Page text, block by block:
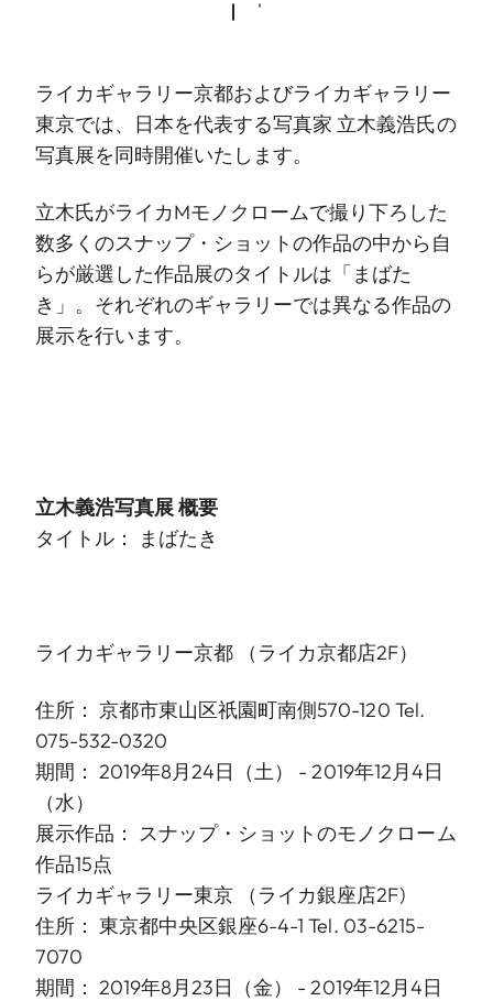
ライカギャラリー京都およびライカギャラリー
東京では、日本を代表する写真家 立木義浩氏の
写真展を同時開催いたします。
立木氏がライカMモノクロームで撮り下ろした
数多くのスナップ・ショットの作品の中から自
らが厳選した作品展のタイトルは「まばた
き」。それぞれのギャラリーでは異なる作品の
展示を行います。
立木義浩写真展 概要
タイトル： まばたき
ライカギャラリー京都 （ライカ京都店2F）
住所： 京都市東山区祇園町南側570-120 Tel.
075-532-0320
期間： 2019年8月24日（土） - 2019年12月4日
（水）
展示作品： スナップ・ショットのモノクローム
作品15点
ライカギャラリー東京 （ライカ銀座店2F)
住所： 東京都中央区銀座6-4-1 Tel. 03-6215-
7070
期間： 2019年8月23日（金） - 2019年12月4日